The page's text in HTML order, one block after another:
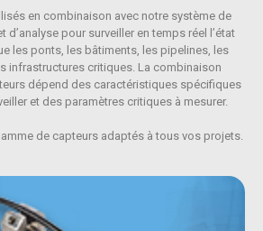
en combinaison avec notre système de
d’analyse pour surveiller en temps réel l’état
les ponts, les bâtiments, les pipelines, les
infrastructures critiques. La combinaison
dépend des caractéristiques spécifiques
et des paramètres critiques à mesurer.
de capteurs adaptés à tous vos projets.